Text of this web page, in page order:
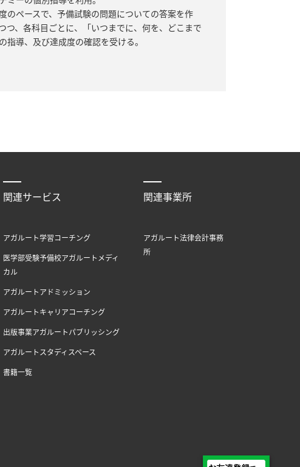
のペースで、予備試験の問題についての答案を作
つ、各科目ごとに、「いつまでに、何を、どこまで
指導、及び達成度の確認を受ける。
関連サービス
アガルート学習コーチング
医学部受験予備校アガルートメディ
カル
アガルートアドミッション
アガルートキャリアコーチング
出版事業アガルートパブリッシング
アガルートスタディスペース
書籍一覧
関連事業所
アガルート法律会計事務
所